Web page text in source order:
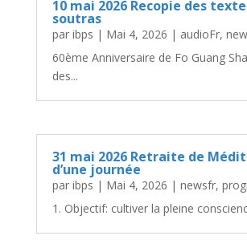
10 mai 2026 Recopie des
soutras
par ibps | Mai 4, 2026 | audioFr,
60ème Anniversaire de Fo Guang
des...
31 mai 2026 Retraite de
d’une journée
par ibps | Mai 4, 2026 | newsfr,
1. Objectif: cultiver la pleine